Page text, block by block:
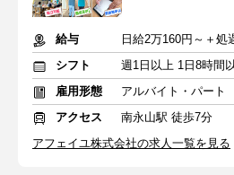
給与
シフト
週1日以上 1日8時間
雇用形態
アルバイト・パート
アクセス
南永山駅 徒歩7分
アフェイユ株式会社の求人一覧を見る